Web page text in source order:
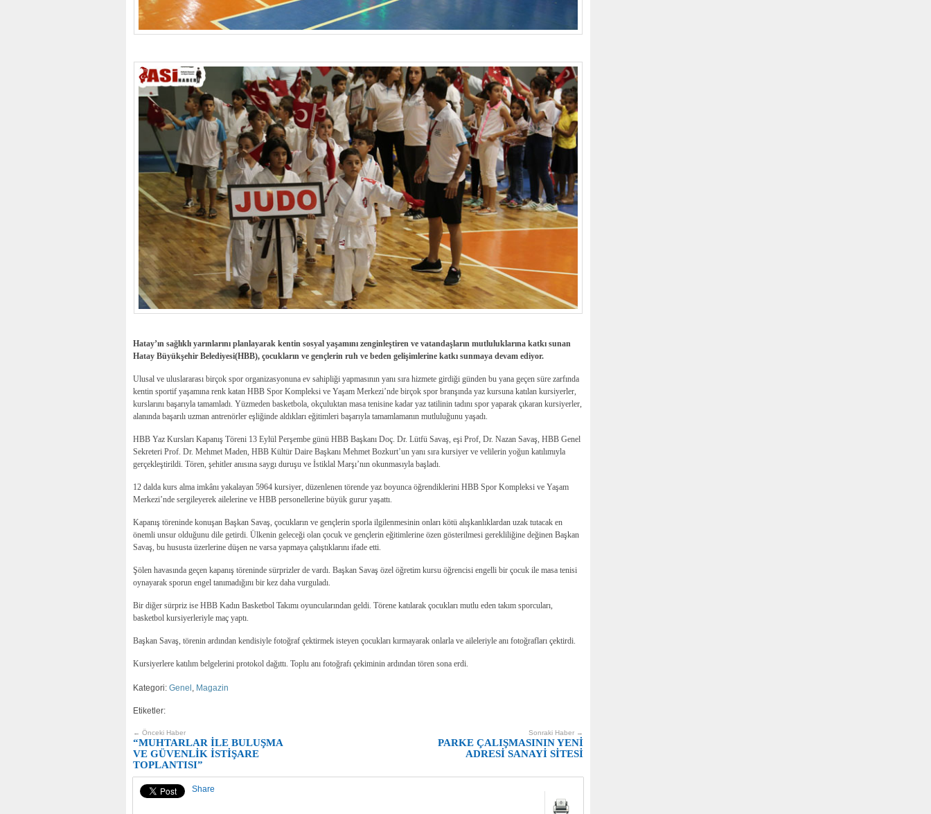
Hatay’ın sağlıklı yarınlarını planlayarak kentin sosyal yaşamını zenginleştiren ve vatandaşların mutluluklarına katkı sunan
Hatay Büyükşehir Belediyesi(HBB), çocukların ve gençlerin ruh ve beden gelişimlerine katkı sunmaya devam ediyor.
Ulusal ve uluslararası birçok spor organizasyonuna ev sahipliği yapmasının yanı sıra hizmete girdiği günden bu yana geçen süre zarfında
kentin sportif yaşamına renk katan HBB Spor Kompleksi ve Yaşam Merkezi’nde birçok spor branşında yaz kursuna katılan kursiyerler,
kurslarını başarıyla tamamladı. Yüzmeden basketbola, okçuluktan masa tenisine kadar yaz tatilinin tadını spor yaparak çıkaran kursiyerler,
alanında başarılı uzman antrenörler eşliğinde aldıkları eğitimleri başarıyla tamamlamanın mutluluğunu yaşadı.
HBB Yaz Kursları Kapanış Töreni 13 Eylül Perşembe günü HBB Başkanı Doç. Dr. Lütfü Savaş, eşi Prof, Dr. Nazan Savaş, HBB Genel
Sekreteri Prof. Dr. Mehmet Maden, HBB Kültür Daire Başkanı Mehmet Bozkurt’un yanı sıra kursiyer ve velilerin yoğun katılımıyla
gerçekleştirildi. Tören, şehitler anısına saygı duruşu ve İstiklal Marşı’nın okunmasıyla başladı.
12 dalda kurs alma imkânı yakalayan 5964 kursiyer, düzenlenen törende yaz boyunca öğrendiklerini HBB Spor Kompleksi ve Yaşam
Merkezi’nde sergileyerek ailelerine ve HBB personellerine büyük gurur yaşattı.
Kapanış töreninde konuşan Başkan Savaş, çocukların ve gençlerin sporla ilgilenmesinin onları kötü alışkanlıklardan uzak tutacak en
önemli unsur olduğunu dile getirdi. Ülkenin geleceği olan çocuk ve gençlerin eğitimlerine özen gösterilmesi gerekliliğine değinen Başkan
Savaş, bu hususta üzerlerine düşen ne varsa yapmaya çalıştıklarını ifade etti.
Şölen havasında geçen kapanış töreninde sürprizler de vardı. Başkan Savaş özel öğretim kursu öğrencisi engelli bir çocuk ile masa tenisi
oynayarak sporun engel tanımadığını bir kez daha vurguladı.
Bir diğer sürpriz ise HBB Kadın Basketbol Takımı oyuncularından geldi. Törene katılarak çocukları mutlu eden takım sporcuları,
basketbol kursiyerleriyle maç yaptı.
Başkan Savaş, törenin ardından kendisiyle fotoğraf çektirmek isteyen çocukları kırmayarak onlarla ve aileleriyle anı fotoğrafları çektirdi.
Kursiyerlere katılım belgelerini protokol dağıttı. Toplu anı fotoğrafı çekiminin ardından tören sona erdi.
Kategori: Genel , Magazin
Etiketler:
Sonraki Haber →
PARKE ÇALIŞMASININ YENİ
ADRESİ SANAYİ SİTESİ
← Önceki Haber
“MUHTARLAR İLE BULUŞMA
VE GÜVENLİK İSTİŞARE
TOPLANTISI”
Share